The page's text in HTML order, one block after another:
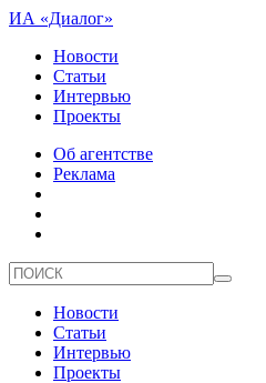
ИА «Диалог»
Новости
Статьи
Интервью
Проекты
Об агентстве
Реклама
Новости
Статьи
Интервью
Проекты